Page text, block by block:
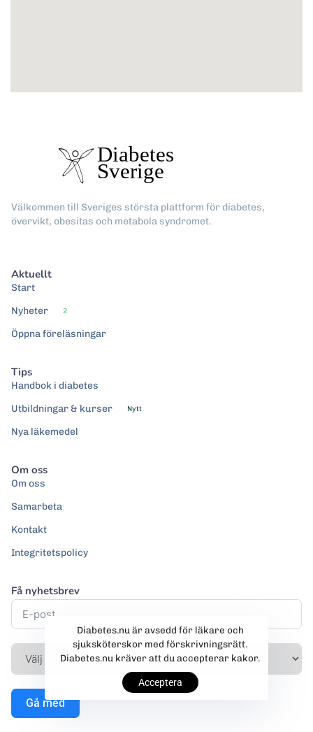
Välkommen till Sveriges största plattform för diabetes,
övervikt, obesitas och metabola syndromet.
Aktuellt
Start
Nyheter
2
Öppna föreläsningar
Tips
Handbok i diabetes
Utbildningar & kurser
Nytt
Nya läkemedel
Om oss
Om oss
Samarbeta
Kontakt
Integritetspolicy
Få nyhetsbrev
Gå med
Diabetes.nu är avsedd för läkare och
sjuksköterskor med förskrivningsrätt.
Diabetes.nu kräver att du accepterar kakor.
Acceptera